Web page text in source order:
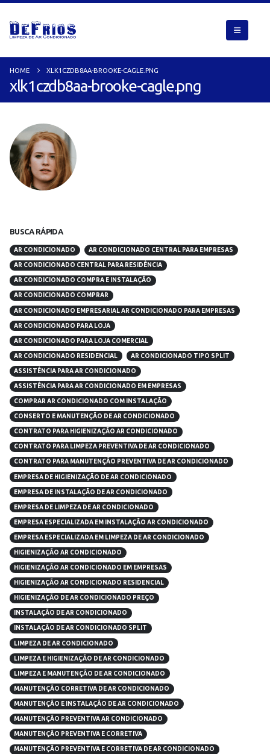
HOME XLK1CZDB8AA-BROOKE-CAGLE.PNG
xlk1czdb8aa-brooke-cagle.png
BUSCA RÁPIDA
AR CONDICIONADO AR CONDICIONADO CENTRAL PARA EMPRESAS
AR CONDICIONADO CENTRAL PARA RESIDÊNCIA
AR CONDICIONADO COMPRA E INSTALAÇÃO
AR CONDICIONADO COMPRAR
AR CONDICIONADO EMPRESARIAL AR CONDICIONADO PARA EMPRESAS
AR CONDICIONADO PARA LOJA
AR CONDICIONADO PARA LOJA COMERCIAL
AR CONDICIONADO RESIDENCIAL AR CONDICIONADO TIPO SPLIT
ASSISTÊNCIA PARA AR CONDICIONADO
ASSISTÊNCIA PARA AR CONDICIONADO EM EMPRESAS
COMPRAR AR CONDICIONADO COM INSTALAÇÃO
CONSERTO E MANUTENÇÃO DE AR CONDICIONADO
CONTRATO PARA HIGIENIZAÇÃO AR CONDICIONADO
CONTRATO PARA LIMPEZA PREVENTIVA DE AR CONDICIONADO
CONTRATO PARA MANUTENÇÃO PREVENTIVA DE AR CONDICIONADO
EMPRESA DE HIGIENIZAÇÃO DE AR CONDICIONADO
EMPRESA DE INSTALAÇÃO DE AR CONDICIONADO
EMPRESA DE LIMPEZA DE AR CONDICIONADO
EMPRESA ESPECIALIZADA EM INSTALAÇÃO AR CONDICIONADO
EMPRESA ESPECIALIZADA EM LIMPEZA DE AR CONDICIONADO
HIGIENIZAÇÃO AR CONDICIONADO
HIGIENIZAÇÃO AR CONDICIONADO EM EMPRESAS
HIGIENIZAÇÃO AR CONDICIONADO RESIDENCIAL
HIGIENIZAÇÃO DE AR CONDICIONADO PREÇO
INSTALAÇÃO DE AR CONDICIONADO
INSTALAÇÃO DE AR CONDICIONADO SPLIT
LIMPEZA DE AR CONDICIONADO
LIMPEZA E HIGIENIZAÇÃO DE AR CONDICIONADO
LIMPEZA E MANUTENÇÃO DE AR CONDICIONADO
MANUTENÇÃO CORRETIVA DE AR CONDICIONADO
MANUTENÇÃO E INSTALAÇÃO DE AR CONDICIONADO
MANUTENÇÃO PREVENTIVA AR CONDICIONADO
MANUTENÇÃO PREVENTIVA E CORRETIVA
MANUTENÇÃO PREVENTIVA E CORRETIVA DE AR CONDICIONADO